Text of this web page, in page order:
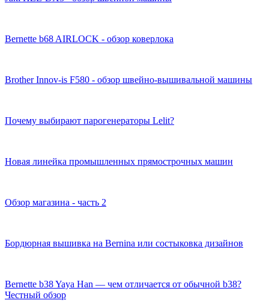
Bernette b68 AIRLOCK - обзор коверлока
Brother Innov-is F580 - обзор швейно-вышивальной машины
Почему выбирают парогенераторы Lelit?
Новая линейка промышленных прямострочных машин
Обзор магазина - часть 2
Бордюрная вышивка на Bernina или состыковка дизайнов
Bernette b38 Yaya Han — чем отличается от обычной b38?
Честный обзор